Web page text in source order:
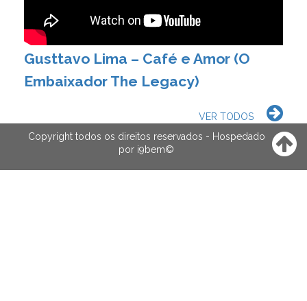
Gusttavo Lima – Café e Amor (O
Embaixador The Legacy)
VER TODOS
Copyright todos os direitos reservados - Hospedado
por i9bem©